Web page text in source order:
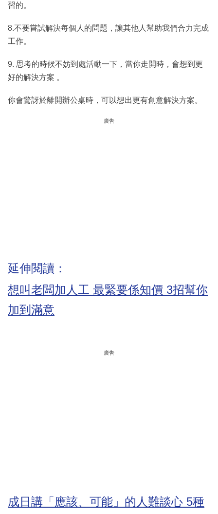
習的。
8.不要嘗試解決每個人的問題，讓其他人幫助我們合力完成
工作。
9. 思考的時候不妨到處活動一下，當你走開時，會想到更
好的解決方案 。
你會驚訝於離開辦公桌時，可以想出更有創意解決方案。
廣告
延伸閱讀：
想叫老闆加人工 最緊要係知價 3招幫你
加到滿意
廣告
成日講「應該、可能」的人難談心 5種